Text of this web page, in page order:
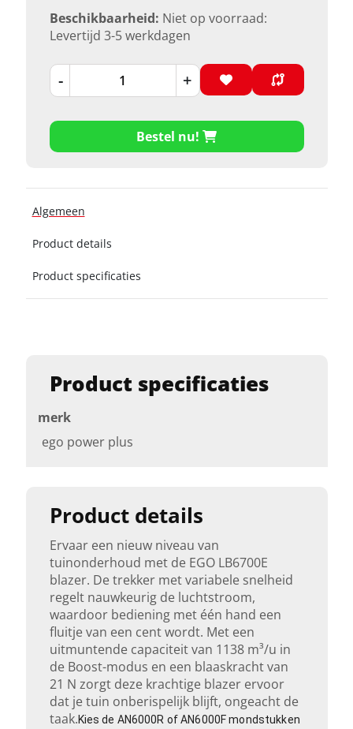
Product details
Ervaar een nieuw niveau van
tuinonderhoud met de EGO LB6700E
blazer. De trekker met variabele snelheid
regelt nauwkeurig de luchtstroom,
waardoor bediening met één hand een
fluitje van een cent wordt. Met een
uitmuntende capaciteit van 1138 m³/u in
de Boost-modus en een blaaskracht van
21 N zorgt deze krachtige blazer ervoor
dat je tuin onberispelijk blijft, ongeacht de
taak.Kies de AN6000R of AN6000F mondstukken
Product specificaties
merk
ego power plus
Beschikbaarheid: Niet op voorraad:
Levertijd 3-5 werkdagen
- +
Bestel nu!
Algemeen
Product details
Product specificaties